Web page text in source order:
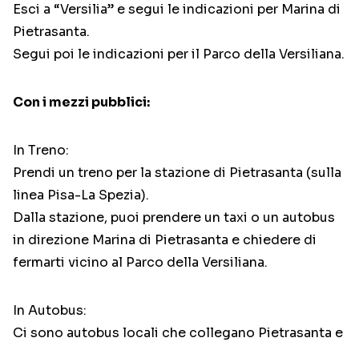
Esci a “Versilia” e segui le indicazioni per Marina di
Pietrasanta.
Segui poi le indicazioni per il Parco della Versiliana.
Con i mezzi pubblici:
In Treno:
Prendi un treno per la stazione di Pietrasanta (sulla
linea Pisa-La Spezia).
Dalla stazione, puoi prendere un taxi o un autobus
in direzione Marina di Pietrasanta e chiedere di
fermarti vicino al Parco della Versiliana.
In Autobus:
Ci sono autobus locali che collegano Pietrasanta e